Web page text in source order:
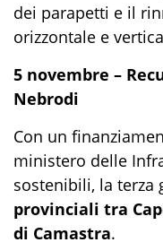
dei parapetti e il
orizzontale e
5 novembre –
Nebrodi
Con un
ministero delle
sostenibili, la terza
provinciali tra
di Camastra.